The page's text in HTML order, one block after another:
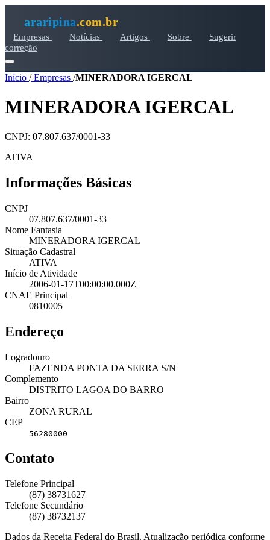
araripina.com.br
Empresas Notícias Artigos Sobre
Sugerir
correção
Início /Empresas /MINERADORA IGERCAL
MINERADORA IGERCAL
CNPJ: 07.807.637/0001-33
ATIVA
Informações Básicas
CNPJ
07.807.637/0001-33
Nome Fantasia
MINERADORA IGERCAL
Situação Cadastral
ATIVA
Início de Atividade
2006-01-17T00:00:00.000Z
CNAE Principal
0810005
Endereço
Logradouro
FAZENDA PONTA DA SERRA S/N
Complemento
DISTRITO LAGOA DO BARRO
Bairro
ZONA RURAL
CEP
56280000
Contato
Telefone Principal
(87) 38731627
Telefone Secundário
(87) 38732137
Dados da Receita Federal do Brasil. Atualização periódica conforme